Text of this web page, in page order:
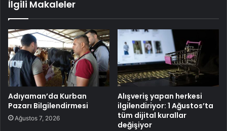
İlgili Makaleler
Adıyaman’da Kurban
Pazarı Bilgilendirmesi
Ağustos 7, 2026
Alışveriş yapan herkesi
ilgilendiriyor: 1 Ağustos’ta
tüm dijital kurallar
değişiyor